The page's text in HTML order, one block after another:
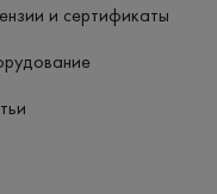
и сертификаты